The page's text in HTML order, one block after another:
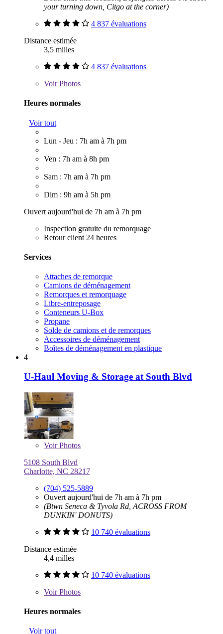
your turning down, Citgo at the corner)
4 837 évaluations
Distance estimée
3,5 milles
4 837 évaluations
VoirPhotos
Heures normales
Voir tout
Lun - Jeu : 7h am à 7h pm
Ven : 7h am à 8h pm
Sam : 7h am à 7h pm
Dim : 9h am à 5h pm
Ouvert aujourd'hui de 7h am à 7h pm
Inspection gratuite du remorquage
Retour client 24 heures
Services
Attaches de remorque
Camions de déménagement
Remorques et remorquage
Libre-entreposage
Conteneurs U-Box
Propane
Solde de camions et de remorques
Accessoires de déménagement
Boîtes de déménagement en plastique
4
U-Haul Moving & Storage at South Blvd
VoirPhotos
5108 South Blvd
Charlotte, NC 28217
(704) 525-5889
Ouvert aujourd'hui de 7h am à 7h pm
(Btwn Seneca & Tyvola Rd, ACROSS FROM
DUNKIN' DONUTS)
10 740 évaluations
Distance estimée
4,4 milles
10 740 évaluations
VoirPhotos
Heures normales
Voir tout